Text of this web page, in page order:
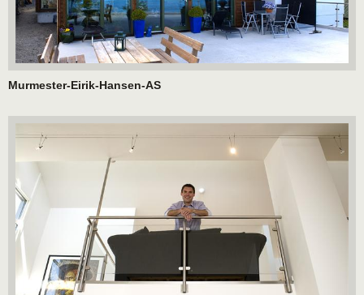
Murmester-Eirik-Hansen-AS